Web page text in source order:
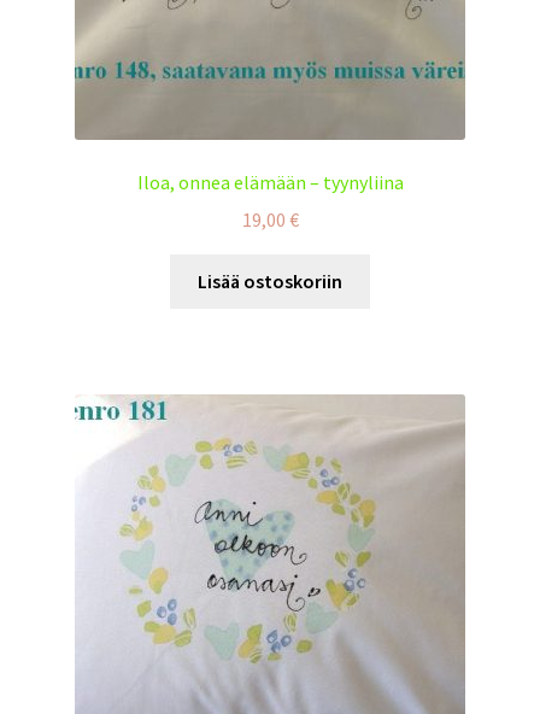
Iloa, onnea elämään – tyynyliina
19,00 €
Lisää ostoskoriin